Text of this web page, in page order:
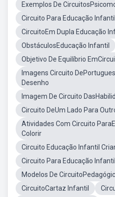
Exemplos De
Circuito Para Educação
CircuitoEm Dupla Educação
ObstáculosEducação Infantil
Objetivo De Equilíbrio
Imagens Circuito
Desenho
Imagem De Circuito
Circuito DeUm Lado Para
Atividades Com Circuito
Colorir
Circuito Educação Infantil
Circuito Para Educação
Modelos De
CircuitoCartaz Infantil